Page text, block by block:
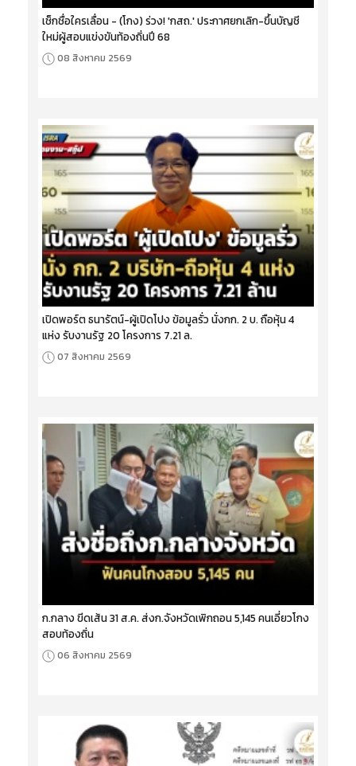
เช็กชื่อใครเลื่อน - (โกง) ร่วง! 'กสถ.' ประกาศยกเลิก-ขึ้นบัญชี
ใหม่ผู้สอบแข่งขันท้องถิ่นปี 68
08 สิงหาคม 2569
เปิดพอร์ต ธนารัตน์-ผู้เปิดโปง ข้อมูลรั่ว นั่งกก. 2 บ. ถือหุ้น 4
แห่ง รับงานรัฐ 20 โครงการ 7.21 ล.
07 สิงหาคม 2569
ก.กลาง ขีดเส้น 31 ส.ค. ส่งก.จังหวัดเพิกถอน 5,145 คนเอี่ยวโกง
สอบท้องถิ่น
06 สิงหาคม 2569